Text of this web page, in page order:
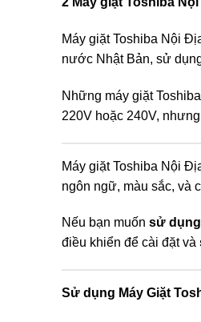
Máy giặt Toshiba Nội
nước Nhật Bản, sử
Những máy giặt
220V hoặc 240V,
Máy giặt Toshiba Nội
ngôn ngữ, màu sắc, và
Nếu bạn muốn sử dụng
điều khiển để cài đặt và
Sử dụng Máy Giặt